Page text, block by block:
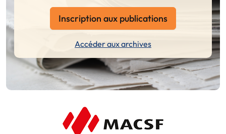
Inscription aux publications
Accéder aux archives